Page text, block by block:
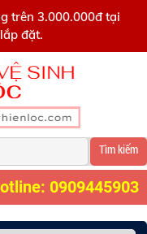
trên 3.000.000đ tại
đặt.
Tìm kiếm
0909445903